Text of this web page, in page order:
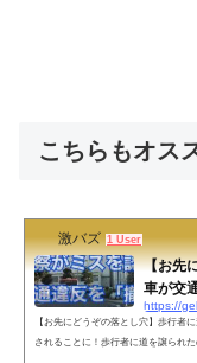
こちらもオス
激バズ 1 User
【お先
車が交
https://
【お先にどうぞの落とし穴】歩行者
されることに！歩行者に道を譲られ